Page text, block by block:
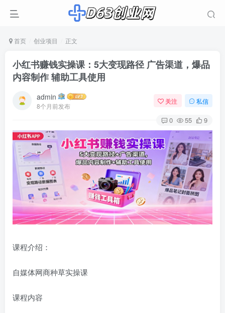
首页 创业项目 正文
小红书赚钱实操课：5大变现路径 广告渠道，爆品
内容制作 辅助工具使用
admin
8个月前发布
关注 私信
0 55 9
课程介绍：
自媒体网商种草实操课
课程内容